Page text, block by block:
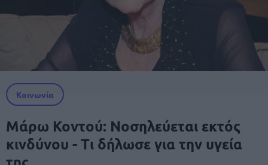
Κοινωνία
Μάρω Κοντού: Νοσηλεύεται εκτός
κινδύνου - Τι δήλωσε για την υγεία